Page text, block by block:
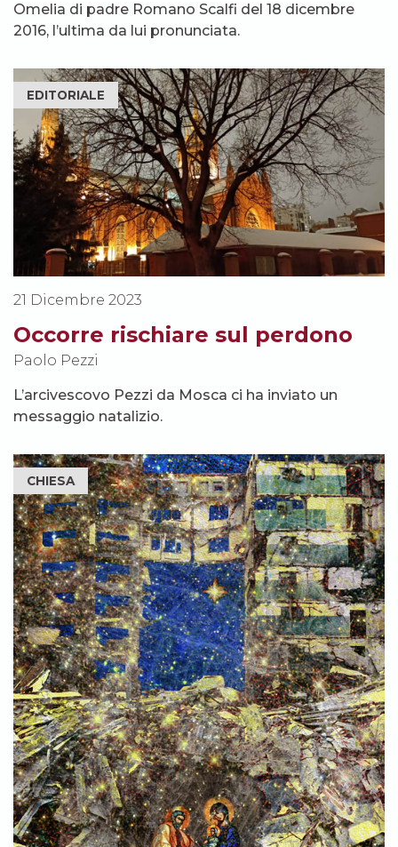
Omelia di padre Romano Scalfi del 18 dicembre
2016, l’ultima da lui pronunciata.
EDITORIALE
21 Dicembre 2023
Occorre rischiare sul perdono
Paolo Pezzi
L’arcivescovo Pezzi da Mosca ci ha inviato un
messaggio natalizio.
CHIESA